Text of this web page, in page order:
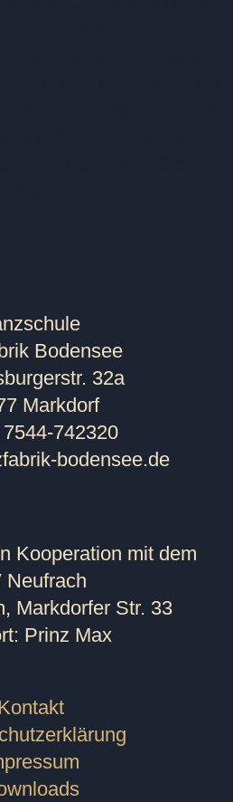
Bodensee
32a
Markdorf
742320
bodensee.de
Kooperation mit dem
Neufrach
Markdorfer Str. 33
Prinz Max